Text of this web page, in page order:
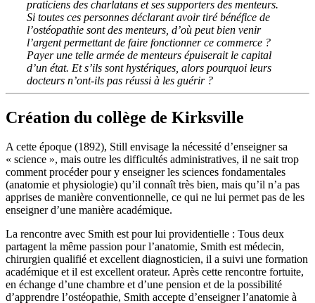
praticiens des charlatans et ses supporters des menteurs.
Si toutes ces personnes déclarant avoir tiré bénéfice de
l’ostéopathie sont des menteurs, d’où peut bien venir
l’argent permettant de faire fonctionner ce commerce ?
Payer une telle armée de menteurs épuiserait le capital
d’un état. Et s’ils sont hystériques, alors pourquoi leurs
docteurs n’ont-ils pas réussi à les guérir ?
Création du collège de Kirksville
A cette époque (1892), Still envisage la nécessité d’enseigner sa
« science », mais outre les difficultés administratives, il ne sait trop
comment procéder pour y enseigner les sciences fondamentales
(anatomie et physiologie) qu’il connaît très bien, mais qu’il n’a pas
apprises de manière conventionnelle, ce qui ne lui permet pas de les
enseigner d’une manière académique.
La rencontre avec Smith est pour lui providentielle : Tous deux
partagent la même passion pour l’anatomie, Smith est médecin,
chirurgien qualifié et excellent diagnosticien, il a suivi une formation
académique et il est excellent orateur. Après cette rencontre fortuite,
en échange d’une chambre et d’une pension et de la possibilité
d’apprendre l’ostéopathie, Smith accepte d’enseigner l’anatomie à